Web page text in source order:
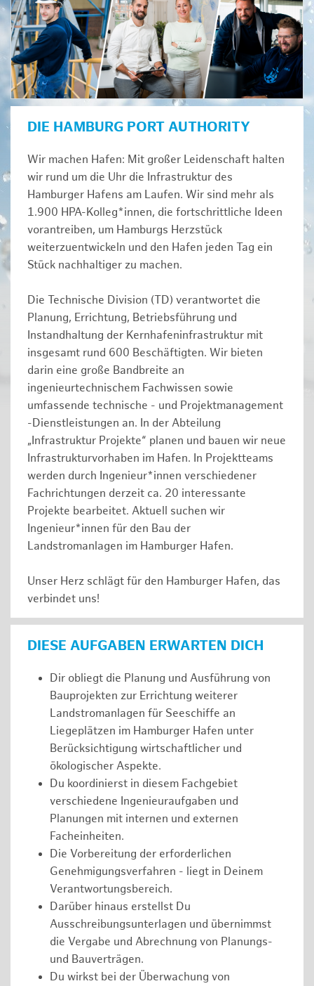
DIE HAMBURG PORT AUTHORITY
Wir machen Hafen: Mit großer Leidenschaft halten
wir rund um die Uhr die Infrastruktur des
Hamburger Hafens am Laufen. Wir sind mehr als
1.900 HPA-Kolleg*innen, die fortschrittliche Ideen
vorantreiben, um Hamburgs Herzstück
weiterzuentwickeln und den Hafen jeden Tag ein
Stück nachhaltiger zu machen.
Die Technische Division (TD) verantwortet die
Planung, Errichtung, Betriebsführung und
Instandhaltung der Kernhafeninfrastruktur mit
insgesamt rund 600 Beschäftigten. Wir bieten
darin eine große Bandbreite an
ingenieurtechnischem Fachwissen sowie
umfassende technische - und Projektmanagement
-Dienstleistungen an. In der Abteilung
„Infrastruktur Projekte“ planen und bauen wir neue
Infrastrukturvorhaben im Hafen. In Projektteams
werden durch Ingenieur*innen verschiedener
Fachrichtungen derzeit ca. 20 interessante
Projekte bearbeitet. Aktuell suchen wir
Ingenieur*innen für den Bau der
Landstromanlagen im Hamburger Hafen.
Unser Herz schlägt für den Hamburger Hafen, das
verbindet uns!
DIESE AUFGABEN ERWARTEN DICH
Dir obliegt die Planung und Ausführung von
Bauprojekten zur Errichtung weiterer
Landstromanlagen für Seeschiffe an
Liegeplätzen im Hamburger Hafen unter
Berücksichtigung wirtschaftlicher und
ökologischer Aspekte.
Du koordinierst in diesem Fachgebiet
verschiedene Ingenieuraufgaben und
Planungen mit internen und externen
Facheinheiten.
Die Vorbereitung der erforderlichen
Genehmigungsverfahren - liegt in Deinem
Verantwortungsbereich.
Darüber hinaus erstellst Du
Ausschreibungsunterlagen und übernimmst
die Vergabe und Abrechnung von Planungs-
und Bauverträgen.
Du wirkst bei der Überwachung von